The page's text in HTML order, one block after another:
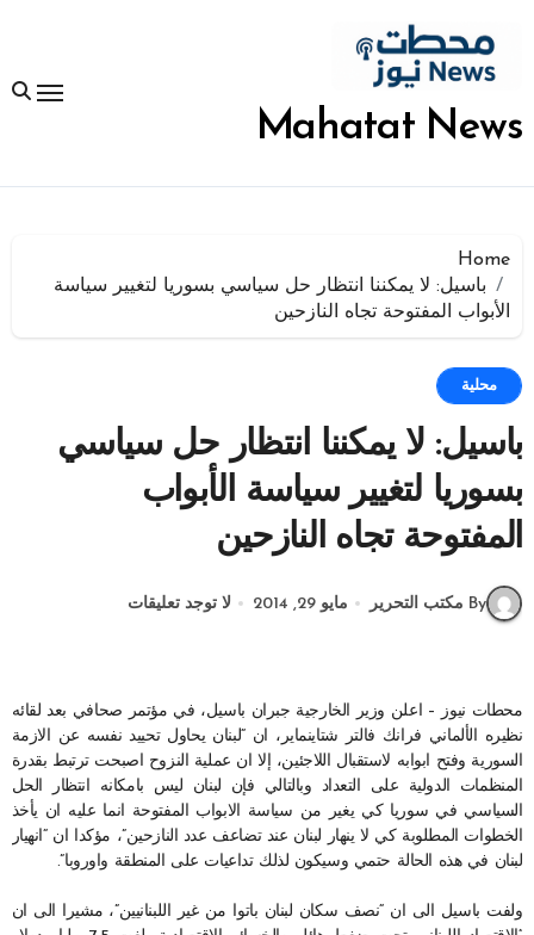
المحتوى
Mahatat News
Home
باسيل: لا يمكننا انتظار حل سياسي بسوريا لتغيير سياسة
الأبواب المفتوحة تجاه النازحين
محلية
باسيل: لا يمكننا انتظار حل سياسي
بسوريا لتغيير سياسة الأبواب
المفتوحة تجاه النازحين
By مكتب التحرير مايو 29, 2014 لا توجد تعليقات
محطات نيوز – اعلن وزير الخارجية جبران باسيل، في مؤتمر صحافي بعد لقائه
نظيره الألماني فرانك فالتر شتاينماير، ان “لبنان يحاول تحييد نفسه عن الازمة
السورية وفتح ابوابه لاستقبال اللاجئين، إلا ان عملية النزوح اصبحت ترتبط بقدرة
المنظمات الدولية على التعداد وبالتالي فإن لبنان ليس بامكانه انتظار الحل
السياسي في سوريا كي يغير من سياسة الابواب المفتوحة انما عليه ان يأخذ
الخطوات المطلوبة كي لا ينهار لبنان عند تضاعف عدد النازحين”، مؤكدا ان “انهيار
لبنان في هذه الحالة حتمي وسيكون لذلك تداعيات على المنطقة واوروبا”.
ولفت باسيل الى ان “نصف سكان لبنان باتوا من غير اللبنانيين”، مشيرا الى ان